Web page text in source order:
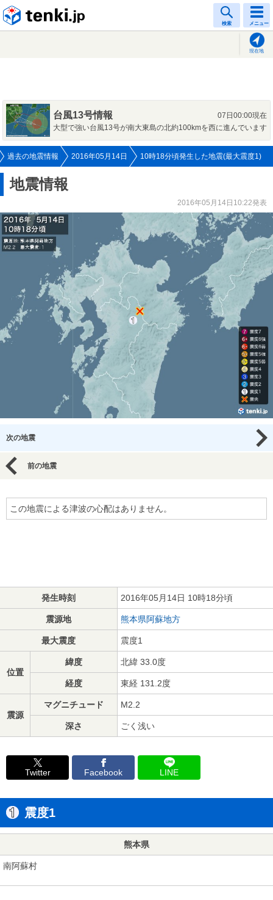
検索 メニュー
現在地
台風13号情報
07日00:00現在
大型で強い台風13号が南大東島の北約100kmを西に進んでいます
過去の地震情報 2016年05月14日 10時18分頃発生した地震(最大震度1)
地震情報
2016年05月14日10:22発表
次の地震
前の地震
この地震による津波の心配はありません。
発生時刻 2016年05月14日 10時18分頃
震源地 熊本県阿蘇地方
最大震度 震度1
位置
緯度 北緯 33.0度
経度 東経 131.2度
震源
マグニチュード M2.2
深さ ごく浅い
Twitter Facebook LINE
震度1
熊本県
南阿蘇村